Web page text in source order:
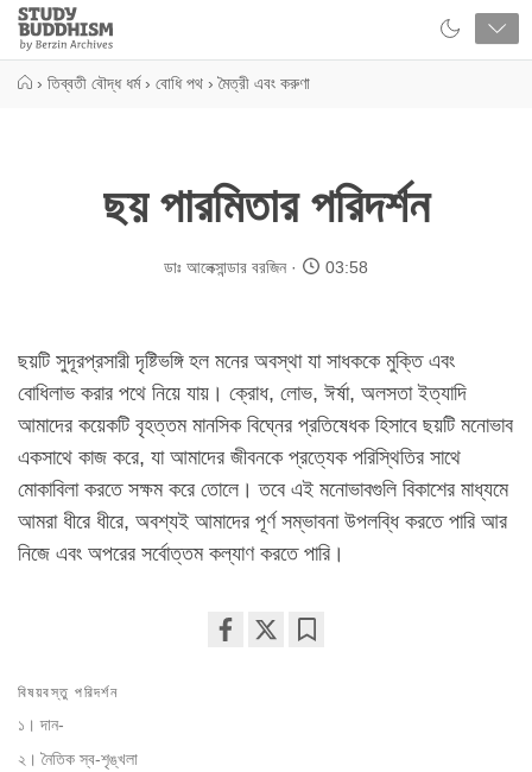
Close
Study
Buddhism
› তিব্বতী বৌদ্ধ ধর্ম › বোধি পথ ›মৈত্রী এবং করুণা
ছয় পারমিতার পরিদর্শন
ডাঃ আলেক্সান্ডার বরজিন 03:58
ছয়টি সুদূরপ্রসারী দৃষ্টিভঙ্গি হল মনের অবস্থা যা সাধককে মুক্তি এবং
বোধিলাভ করার পথে নিয়ে যায়। ক্রোধ, লোভ, ঈর্ষা, অলসতা ইত্যাদি
আমাদের কয়েকটি বৃহত্তম মানসিক বিঘ্নের প্রতিষেধক হিসাবে ছয়টি মনোভাব
একসাথে কাজ করে, যা আমাদের জীবনকে প্রত্যেক পরিস্থিতির সাথে
মোকাবিলা করতে সক্ষম করে তোলে। তবে এই মনোভাবগুলি বিকাশের মাধ্যমে
আমরা ধীরে ধীরে, অবশ্যই আমাদের পূর্ণ সম্ভাবনা উপলব্ধি করতে পারি আর
নিজে এবং অপরের সর্বোত্তম কল্যাণ করতে পারি।
বিষয়বস্তু পরিদর্শন
১। দান-
২। নৈতিক স্ব-শৃঙ্খলা